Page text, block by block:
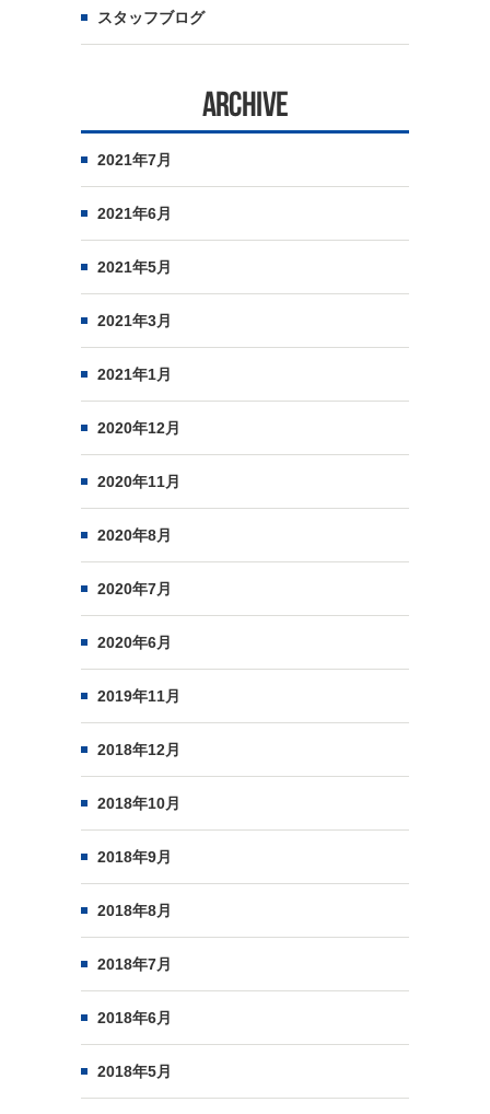
スタッフブログ
ARCHIVE
2021年7月
2021年6月
2021年5月
2021年3月
2021年1月
2020年12月
2020年11月
2020年8月
2020年7月
2020年6月
2019年11月
2018年12月
2018年10月
2018年9月
2018年8月
2018年7月
2018年6月
2018年5月